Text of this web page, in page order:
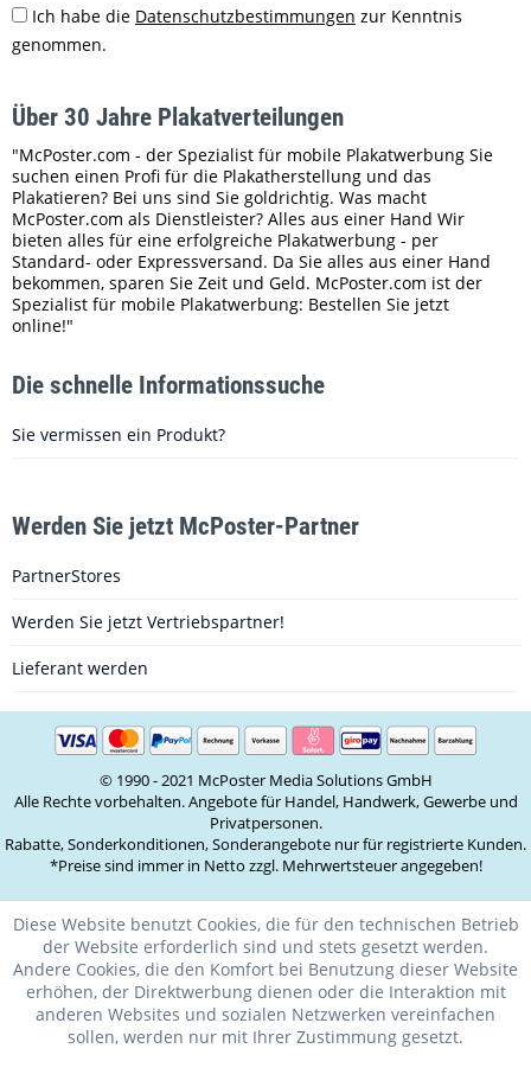
Ich habe die Datenschutzbestimmungen zur Kenntnis
genommen.
Über 30 Jahre Plakatverteilungen
"McPoster.com - der Spezialist für mobile Plakatwerbung Sie
suchen einen Profi für die Plakatherstellung und das
Plakatieren? Bei uns sind Sie goldrichtig. Was macht
McPoster.com als Dienstleister? Alles aus einer Hand Wir
bieten alles für eine erfolgreiche Plakatwerbung - per
Standard- oder Expressversand. Da Sie alles aus einer Hand
bekommen, sparen Sie Zeit und Geld. McPoster.com ist der
Spezialist für mobile Plakatwerbung: Bestellen Sie jetzt
online!"
Die schnelle Informationssuche
Sie vermissen ein Produkt?
Werden Sie jetzt McPoster-Partner
PartnerStores
Werden Sie jetzt Vertriebspartner!
Lieferant werden
© 1990 - 2021 McPoster Media Solutions GmbH
Alle Rechte vorbehalten. Angebote für Handel, Handwerk, Gewerbe und
Privatpersonen.
Rabatte, Sonderkonditionen, Sonderangebote nur für registrierte Kunden.
*Preise sind immer in Netto zzgl. Mehrwertsteuer angegeben!
Diese Website benutzt Cookies, die für den technischen Betrieb
der Website erforderlich sind und stets gesetzt werden.
Andere Cookies, die den Komfort bei Benutzung dieser Website
erhöhen, der Direktwerbung dienen oder die Interaktion mit
anderen Websites und sozialen Netzwerken vereinfachen
sollen, werden nur mit Ihrer Zustimmung gesetzt.